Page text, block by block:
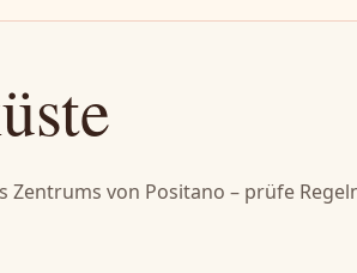
Zentrums von Positano – prüfe